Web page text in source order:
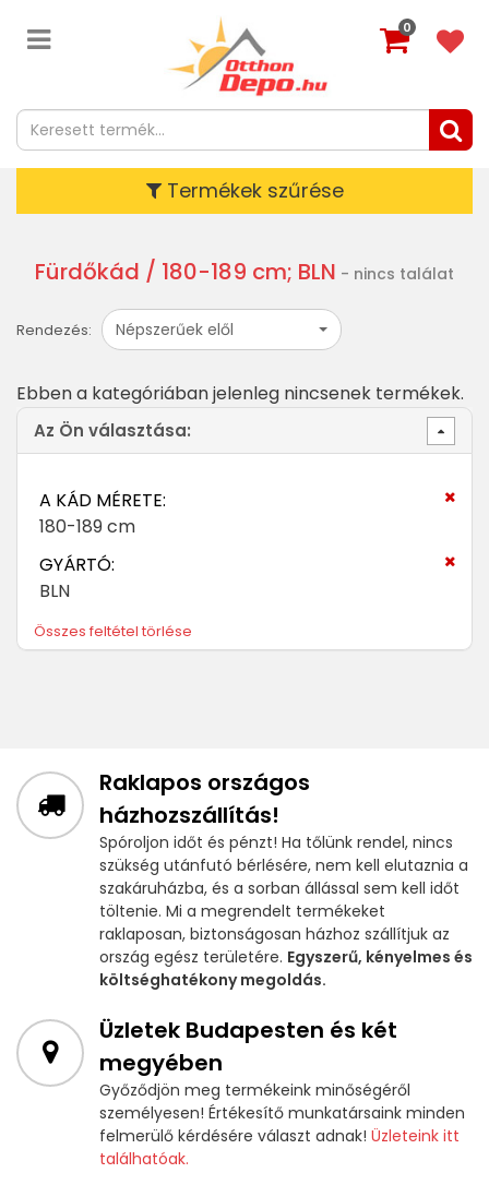
0
Termékek szűrése
Fürdőkád / 180-189 cm; BLN - nincs találat
Rendezés: Népszerűek elől
Ebben a kategóriában jelenleg nincsenek termékek.
Az Ön választása:
A KÁD MÉRETE:
180-189 cm
GYÁRTÓ:
BLN
Összes feltétel törlése
Raklapos országos
házhozszállítás!
Spóroljon időt és pénzt! Ha tőlünk rendel, nincs
szükség utánfutó bérlésére, nem kell elutaznia a
szakáruházba, és a sorban állással sem kell időt
töltenie. Mi a megrendelt termékeket
raklaposan, biztonságosan házhoz szállítjuk az
ország egész területére. Egyszerű, kényelmes és
költséghatékony megoldás.
Üzletek Budapesten és két
megyében
Győződjön meg termékeink minőségéről
személyesen! Értékesítő munkatársaink minden
felmerülő kérdésére választ adnak! Üzleteink itt
találhatóak.